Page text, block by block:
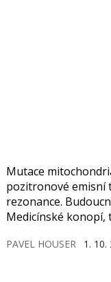
Mutace
pozitronové emisní
rezonance.
Medicínské konopí,
PAVEL HOUSER 1. 10.